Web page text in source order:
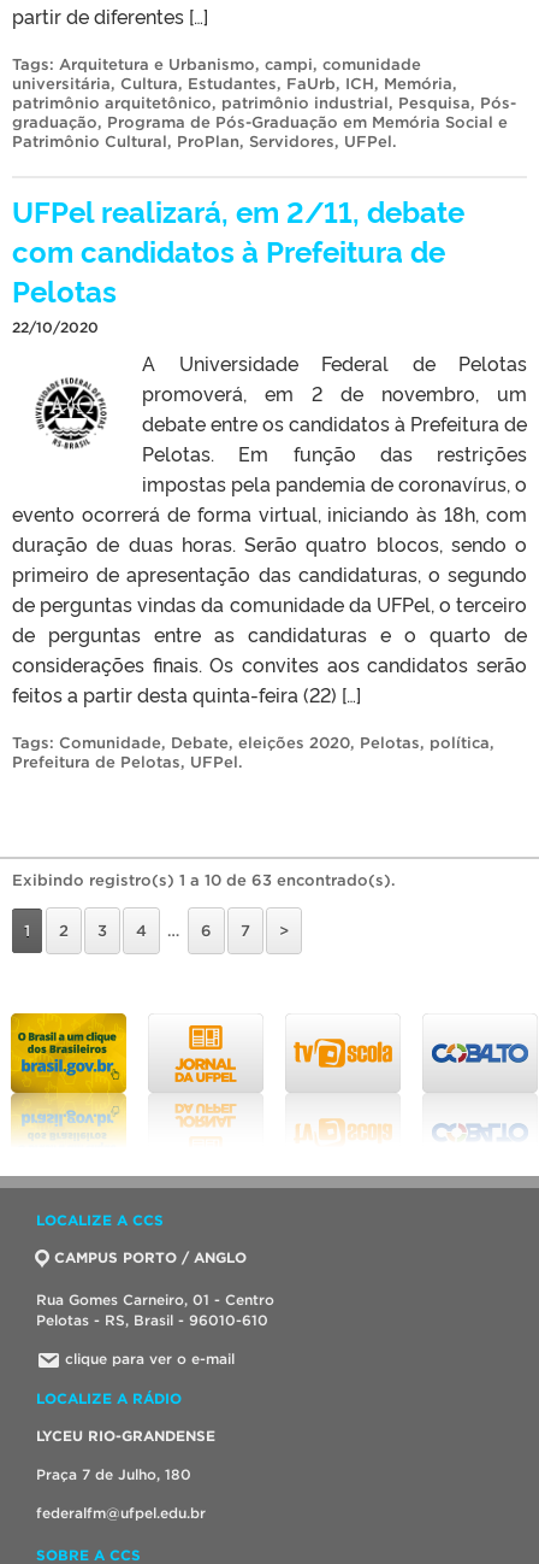
partir de diferentes […]
Tags: Arquitetura e Urbanismo, campi, comunidade
universitária, Cultura, Estudantes, FaUrb, ICH, Memória,
patrimônio arquitetônico, patrimônio industrial, Pesquisa, Pós-
graduação, Programa de Pós-Graduação em Memória Social e
Patrimônio Cultural, ProPlan, Servidores, UFPel.
UFPel realizará, em 2/11, debate
com candidatos à Prefeitura de
Pelotas
22/10/2020
A Universidade Federal de Pelotas
promoverá, em 2 de novembro, um
debate entre os candidatos à Prefeitura de
Pelotas. Em função das restrições
impostas pela pandemia de coronavírus, o
evento ocorrerá de forma virtual, iniciando às 18h, com
duração de duas horas. Serão quatro blocos, sendo o
primeiro de apresentação das candidaturas, o segundo
de perguntas vindas da comunidade da UFPel, o terceiro
de perguntas entre as candidaturas e o quarto de
considerações finais. Os convites aos candidatos serão
feitos a partir desta quinta-feira (22) […]
Tags: Comunidade, Debate, eleições 2020, Pelotas, política,
Prefeitura de Pelotas, UFPel.
Exibindo registro(s) 1 a 10 de 63 encontrado(s).
1 2 3 4 … 6 7 >
LOCALIZE A CCS
CAMPUS PORTO / ANGLO
Rua Gomes Carneiro, 01 - Centro
Pelotas - RS, Brasil - 96010-610
clique para ver o e-mail
LOCALIZE A RÁDIO
LYCEU RIO-GRANDENSE
Praça 7 de Julho, 180
federalfm@ufpel.edu.br
SOBRE A CCS